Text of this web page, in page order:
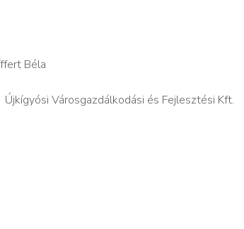
Béla
Újkígyósi Városgazdálkodási és Fejlesztési Kft.